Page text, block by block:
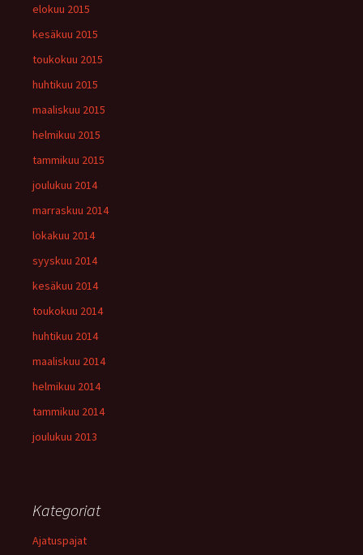
elokuu 2015
kesäkuu 2015
toukokuu 2015
huhtikuu 2015
maaliskuu 2015
helmikuu 2015
tammikuu 2015
joulukuu 2014
marraskuu 2014
lokakuu 2014
syyskuu 2014
kesäkuu 2014
toukokuu 2014
huhtikuu 2014
maaliskuu 2014
helmikuu 2014
tammikuu 2014
joulukuu 2013
Kategoriat
Ajatuspajat